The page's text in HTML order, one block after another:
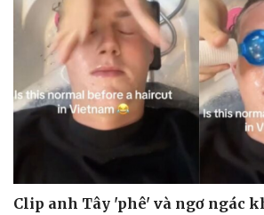
Clip anh Tây 'phê' và ngơ ngác